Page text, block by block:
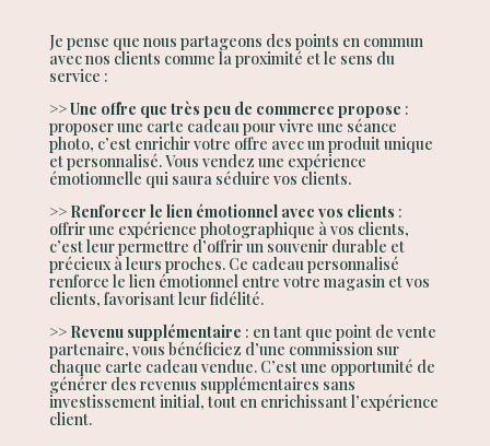
Je pense que nous partageons des points en commun
avec nos clients comme la proximité et le sens du
service :
>>Une offre que très peu de commerce propose :
proposer une carte cadeau pour vivre une séance
photo, c’est enrichir votre offre avec un produit unique
et personnalisé. Vous vendez une expérience
émotionnelle qui saura séduire vos clients.
>> Renforcer le lien émotionnel avec vos clients :
offrir une expérience photographique à vos clients,
c’est leur permettre d’offrir un souvenir durable et
précieux à leurs proches. Ce cadeau personnalisé
renforce le lien émotionnel entre votre magasin et vos
clients, favorisant leur fidélité.
>> Revenu supplémentaire : en tant que point de vente
partenaire, vous bénéficiez d’une commission sur
chaque carte cadeau vendue. C’est une opportunité de
générer des revenus supplémentaires sans
investissement initial, tout en enrichissant l’expérience
client.